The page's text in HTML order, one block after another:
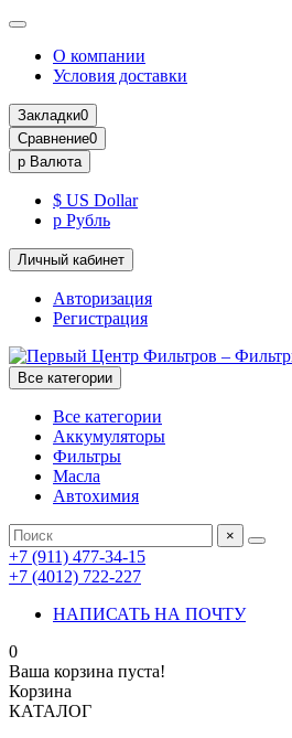
О компании
Условия доставки
Закладки0
Сравнение0
р Валюта
$ US Dollar
р Рубль
Личный кабинет
Авторизация
Регистрация
Все категории
Все категории
Аккумуляторы
Фильтры
Масла
Автохимия
×
+7 (911) 477-34-15
+7 (4012) 722-227
НАПИСАТЬ НА ПОЧТУ
0
Ваша корзина пуста!
Корзина
КАТАЛОГ